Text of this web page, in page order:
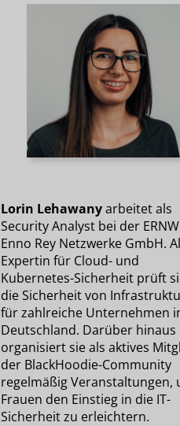
Lorin Lehawanyarbeitet als
Security Analyst bei der ERNW
Enno Rey Netzwerke GmbH.
Expertin für Cloud- und
Kubernetes-Sicherheit prüft
die Sicherheit von
für zahlreiche Unternehmen
Deutschland. Darüber hinaus
organisiert sie als aktives
der BlackHoodie-Community
regelmäßig Veranstaltungen,
Frauen den Einstieg in die IT-
Sicherheit zu erleichtern.